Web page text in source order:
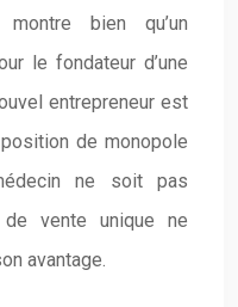
montre bien qu’un
le fondateur d’une
entrepreneur est
de monopole
ne soit pas
de vente unique ne
avantage.